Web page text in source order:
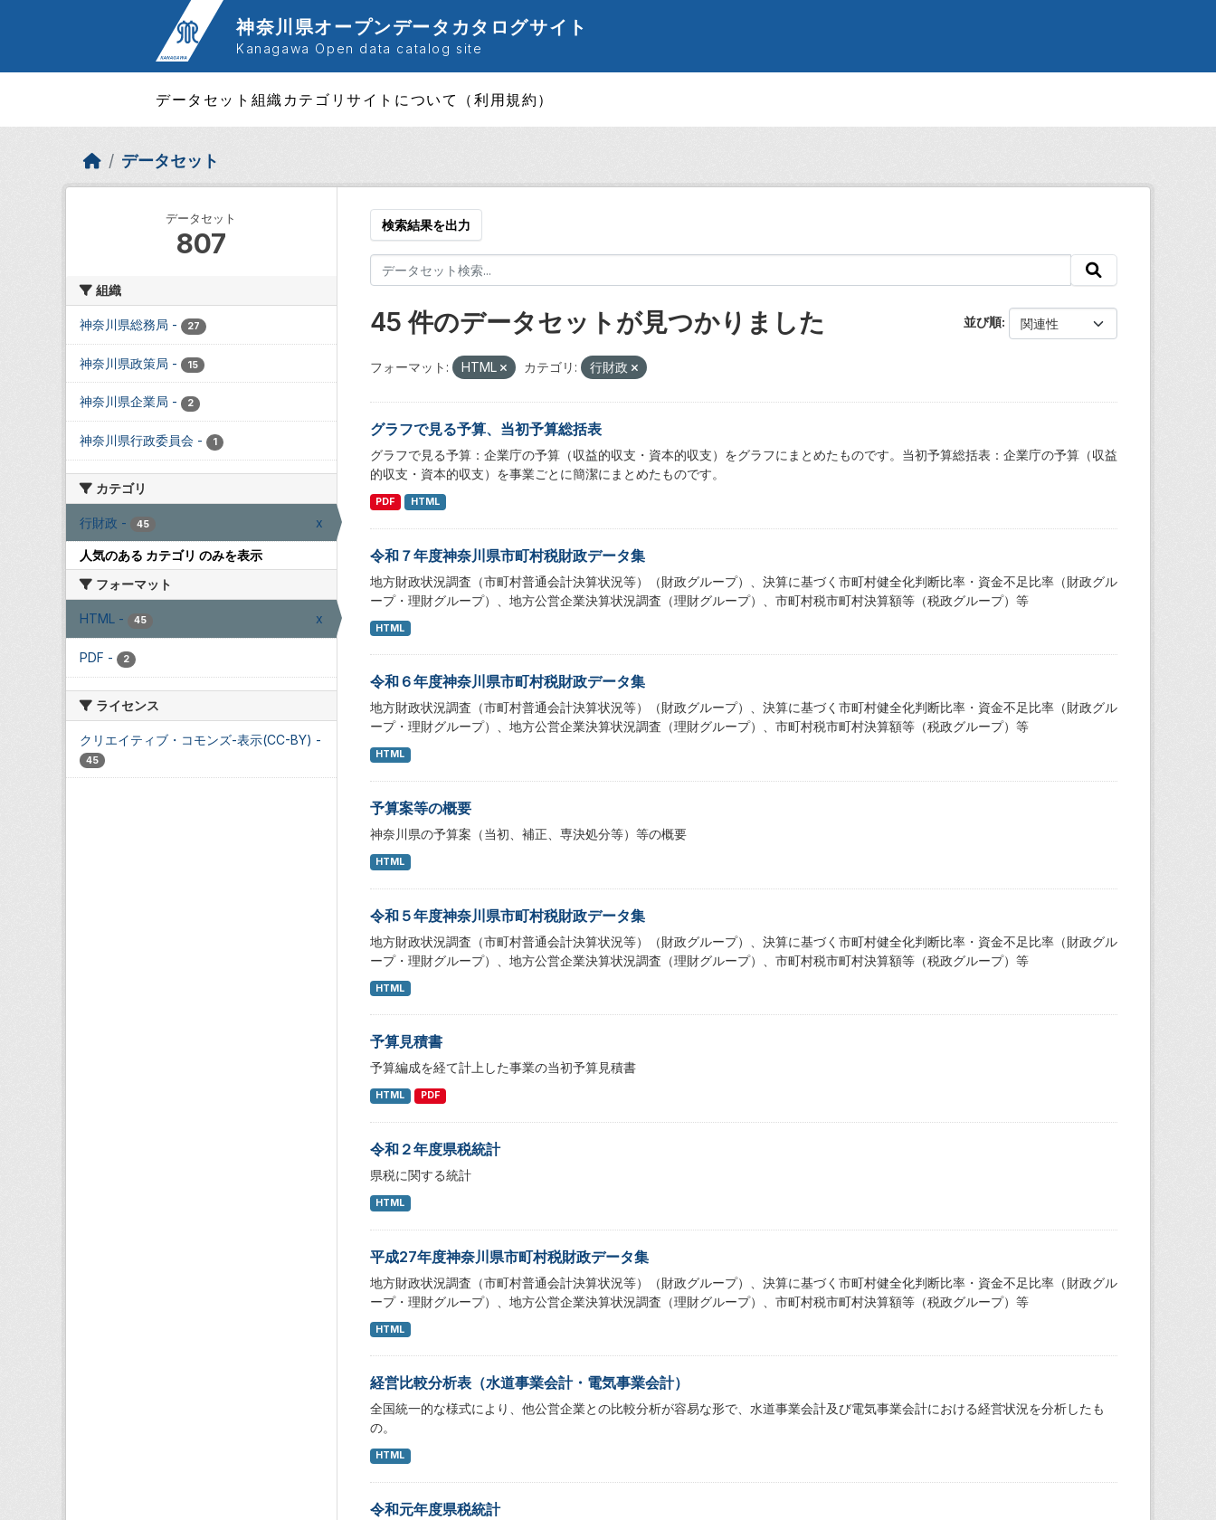
神奈川県オープンデータカタログサイト
Kanagawa Open data catalog site
データセット 組織 カテゴリサイトについて（利用規約）
データセット
データセット
807
組織
神奈川県総務局 - 27
神奈川県政策局 - 15
神奈川県企業局 - 2
神奈川県行政委員会 - 1
カテゴリ
行財政 - 45 x
人気のある カテゴリ のみを表示
フォーマット
HTML - 45 x
PDF - 2
ライセンス
クリエイティブ・コモンズ-表示(CC-BY) -
45
検索結果を出力
並び順
45 件のデータセットが見つかりました
フォーマット: HTML カテゴリ: 行財政
グラフで見る予算、当初予算総括表
グラフで見る予算：企業庁の予算（収益的収支・資本的収支）をグラフにまとめたものです。当初予算総括表：企業庁の予算（収益
的収支・資本的収支）を事業ごとに簡潔にまとめたものです。
PDF HTML
令和７年度神奈川県市町村税財政データ集
地方財政状況調査（市町村普通会計決算状況等）（財政グループ）、決算に基づく市町村健全化判断比率・資金不足比率（財政グル
ープ・理財グループ）、地方公営企業決算状況調査（理財グループ）、市町村税市町村決算額等（税政グループ）等
HTML
令和６年度神奈川県市町村税財政データ集
地方財政状況調査（市町村普通会計決算状況等）（財政グループ）、決算に基づく市町村健全化判断比率・資金不足比率（財政グル
ープ・理財グループ）、地方公営企業決算状況調査（理財グループ）、市町村税市町村決算額等（税政グループ）等
HTML
予算案等の概要
神奈川県の予算案（当初、補正、専決処分等）等の概要
HTML
令和５年度神奈川県市町村税財政データ集
地方財政状況調査（市町村普通会計決算状況等）（財政グループ）、決算に基づく市町村健全化判断比率・資金不足比率（財政グル
ープ・理財グループ）、地方公営企業決算状況調査（理財グループ）、市町村税市町村決算額等（税政グループ）等
HTML
予算見積書
予算編成を経て計上した事業の当初予算見積書
HTML PDF
令和２年度県税統計
県税に関する統計
HTML
平成27年度神奈川県市町村税財政データ集
地方財政状況調査（市町村普通会計決算状況等）（財政グループ）、決算に基づく市町村健全化判断比率・資金不足比率（財政グル
ープ・理財グループ）、地方公営企業決算状況調査（理財グループ）、市町村税市町村決算額等（税政グループ）等
HTML
経営比較分析表（水道事業会計・電気事業会計）
全国統一的な様式により、他公営企業との比較分析が容易な形で、水道事業会計及び電気事業会計における経営状況を分析したも
の。
HTML
令和元年度県税統計